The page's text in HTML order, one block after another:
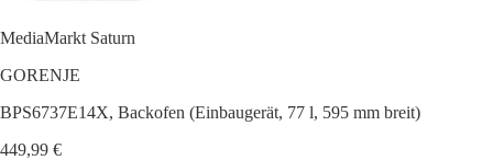
MediaMarkt Saturn
GORENJE
BPS6737E14X, Backofen (Einbaugerät, 77 l, 595 mm breit)
449,99 €